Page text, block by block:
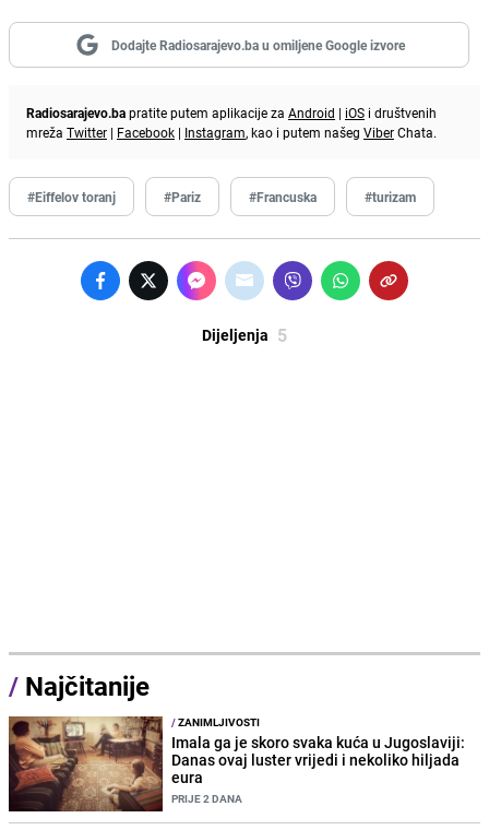
Dodajte Radiosarajevo.ba u omiljene Google izvore
Radiosarajevo.bapratite putem aplikacije za Android | iOS i društvenih
mreža Twitter | Facebook | Instagram, kao i putem našeg ViberChata.
#Eiffelov toranj #Pariz #Francuska #turizam
Dijeljenja 5
/ Najčitanije
/ZANIMLJIVOSTI
Imala ga je skoro svaka kuća u Jugoslaviji:
Danas ovaj luster vrijedi i nekoliko hiljada
eura
PRIJE 2 DANA